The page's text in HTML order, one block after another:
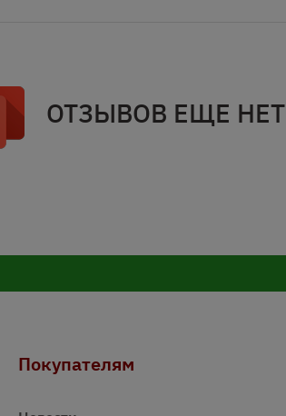
ОТЗЫВОВ ЕЩЕ НЕТ
Покупателям